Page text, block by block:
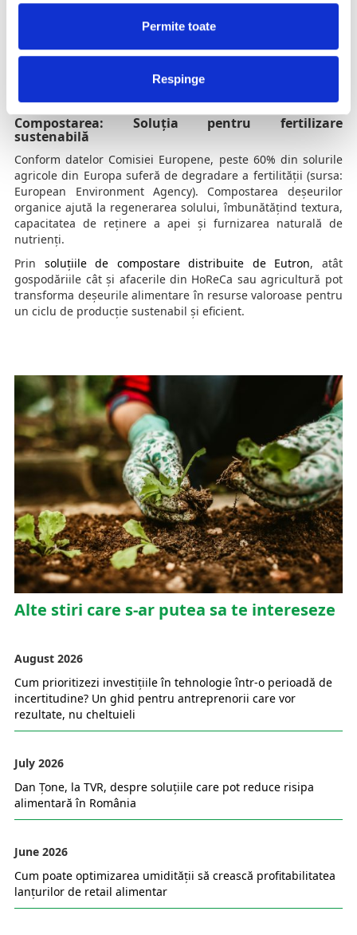
Permite toate
Respinge
vegetativ. Fertilizarea excesivă este nerecomandată.
Recomandare: Se aplică fertilizare minimă sau deloc,
ușor integrat în sol în această perioadă poate susține
reînnoirea biologică a solului.
Compostarea: Soluția pentru fertilizare
sustenabilă
Conform datelor Comisiei Europene, peste 60% din solurile
agricole din Europa suferă de degradare a fertilității (sursa:
European Environment Agency). Compostarea deșeurilor
organice ajută la regenerarea solului, îmbunătățind textura,
capacitatea de reținere a apei și furnizarea naturală de
nutrienți.
Prin soluțiile de compostare distribuite de Eutron, atât
gospodăriile cât și afacerile din HoReCa sau agricultură pot
transforma deșeurile alimentare în resurse valoroase pentru
un ciclu de producție sustenabil și eficient.
Alte stiri care s-ar putea sa te intereseze
August 2026
Cum prioritizezi investițiile în tehnologie într-o perioadă de
incertitudine? Un ghid pentru antreprenorii care vor
rezultate, nu cheltuieli
July 2026
Dan Țone, la TVR, despre soluțiile care pot reduce risipa
alimentară în România
June 2026
Cum poate optimizarea umidității să crească profitabilitatea
lanțurilor de retail alimentar